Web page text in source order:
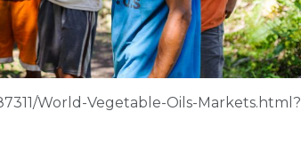
World-Vegetable-Oils-Markets.html?